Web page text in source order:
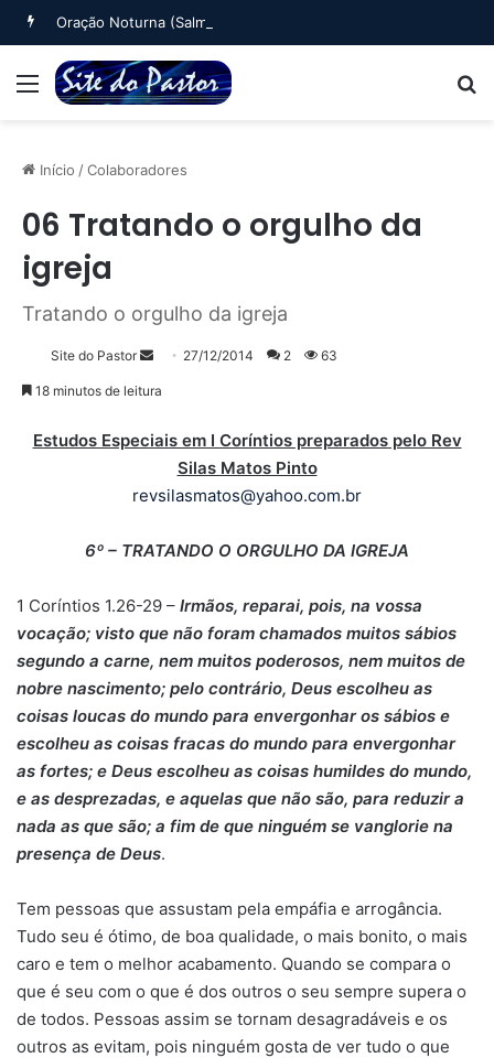
Oração Noturna (Salmo 4)
Menu
Início /Colaboradores
06 Tratando o orgulho da
igreja
Tratando o orgulho da igreja
Site do Pastor
Mande
mail
27/12/2014 2 63
18 minutos de leitura
Estudos Especiais em I Coríntios preparados pelo Rev
Silas Matos Pinto
revsilasmatos@yahoo.com.br
6º – TRATANDO O ORGULHO DA IGREJA
1 Coríntios 1.26-29 – Irmãos, reparai, pois, na vossa
vocação; visto que não foram chamados muitos sábios
segundo a carne, nem muitos poderosos, nem muitos de
nobre nascimento; pelo contrário, Deus escolheu as
coisas loucas do mundo para envergonhar os sábios e
escolheu as coisas fracas do mundo para envergonhar
as fortes; e Deus escolheu as coisas humildes do mundo,
e as desprezadas, e aquelas que não são, para reduzir a
nada as que são; a fim de que ninguém se vanglorie na
presença de Deus.
Tem pessoas que assustam pela empáfia e arrogância.
Tudo seu é ótimo, de boa qualidade, o mais bonito, o mais
caro e tem o melhor acabamento. Quando se compara o
que é seu com o que é dos outros o seu sempre supera o
de todos. Pessoas assim se tornam desagradáveis e os
outros as evitam, pois ninguém gosta de ver tudo o que